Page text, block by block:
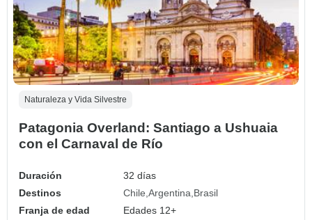
Naturaleza y Vida Silvestre
Patagonia Overland: Santiago a Ushuaia
con el Carnaval de Río
Duración
32 días
Destinos
Chile Argentina Brasil
Franja de edad
Edades 12+